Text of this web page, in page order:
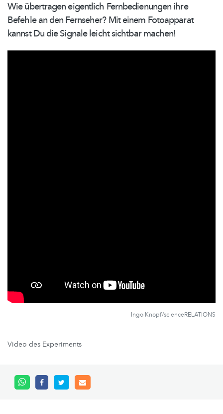
Wie übertragen eigentlich Fernbedienungen ihre
Befehle an den Fernseher? Mit einem Fotoapparat
kannst Du die Signale leicht sichtbar machen!
Ingo Knopf/scienceRELATIONS
Video des Experiments